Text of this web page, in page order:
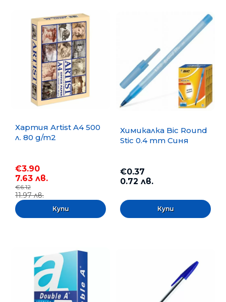
Хартия Artist A4 500
л. 80 g/m2
€3.90
7.63 лв.
€6.12
11.97 лв.
Химикалка Bic Round
Stic 0.4 mm Синя
€0.37
0.72 лв.